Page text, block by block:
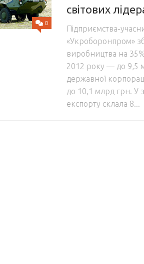
0
світових
Підприємства-
«Укроборонпром»
виробництва на
2012 року — до 9,5
державної
до 10,1 млрд грн. У
експорту склала 8...